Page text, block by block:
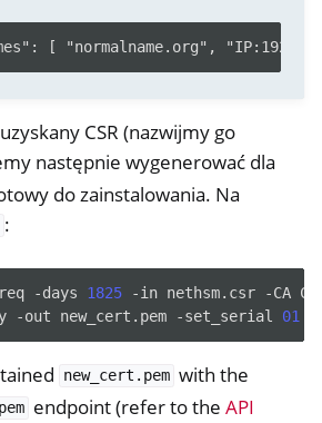
CSR (nazwijmy go
następnie wygenerować dla
do zainstalowania. Na
:
-days 1825 -in nethsm.csr -CA
-out new_cert.pem -set_serial 01
new_cert.pem with the
endpoint (refer to the API